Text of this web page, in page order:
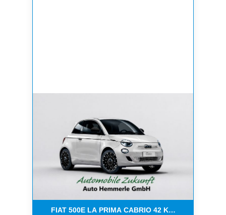
FIAT 500E LA PRIMA CABRIO 42 KWH**MEGA